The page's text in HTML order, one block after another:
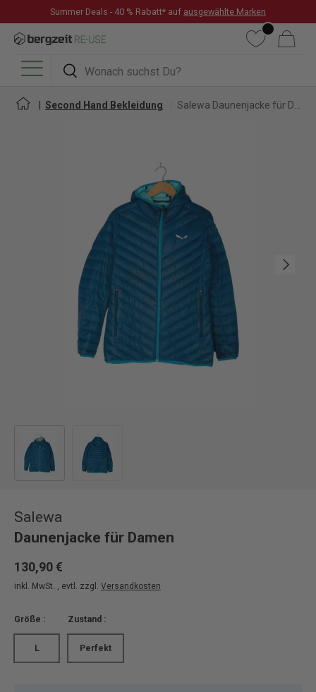
DIREKT ZUM INHALT
Summer Deals - 40 % Rabatt* auf ausgewählte Marken
Suchen
Suchen
WunschlisteWarenkorb
Menü
Second Hand Bekleidung
Nächste
Salewa
Daunenjacke für Damen
130,90 €
inkl. MwSt. , evtl. zzgl. Versandkosten
Größe :
L
Zustand :
Perfekt